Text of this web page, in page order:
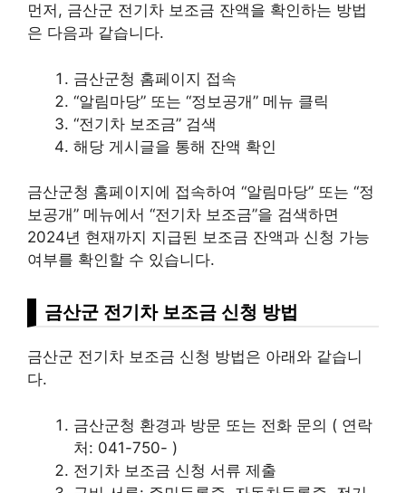
먼저, 금산군 전기차 보조금 잔액을 확인하는 방법
은 다음과 같습니다.
금산군청 홈페이지 접속
“알림마당” 또는 “정보공개” 메뉴 클릭
“전기차 보조금” 검색
해당 게시글을 통해 잔액 확인
금산군청 홈페이지에 접속하여 “알림마당” 또는 “정
보공개” 메뉴에서 “전기차 보조금”을 검색하면
2024년 현재까지 지급된 보조금 잔액과 신청 가능
여부를 확인할 수 있습니다.
금산군 전기차 보조금 신청 방법
금산군 전기차 보조금 신청 방법은 아래와 같습니
다.
금산군청 환경과 방문 또는 전화 문의 ( 연락
처: 041-750- )
전기차 보조금 신청 서류 제출